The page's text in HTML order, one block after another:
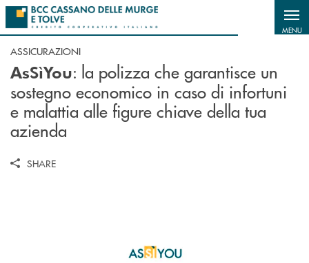
Salta al contenuto principale
MENU
ASSICURAZIONI
AsSìYou: la polizza che garantisce un
sostegno economico in caso di infortuni
e malattia alle figure chiave della tua
azienda
SHARE